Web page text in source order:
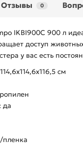
Отзывы 0
IKBI900C 900 л
доступ
у вас есть
см
да
пленка